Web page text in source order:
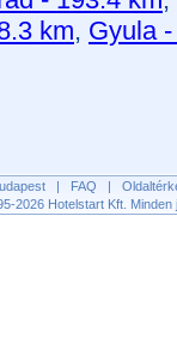
km, Gyula
| FAQ |
2026 Hotelstart Kft. Minden